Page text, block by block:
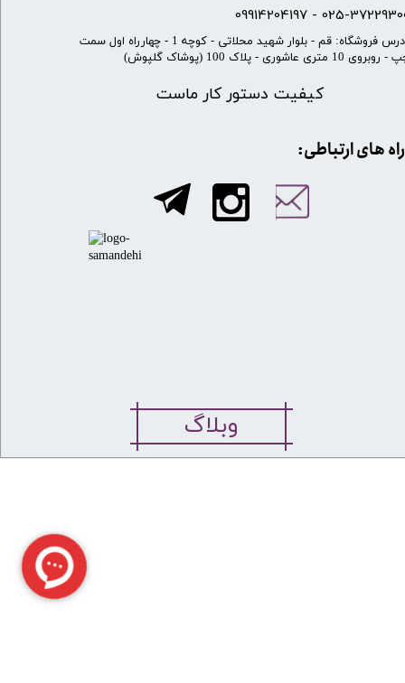
025-37229300 -
کیفیت دستور کار ماست
​آدرس فروشگاه: قم - بلوار شهید محلاتی - کوچه 1 - چهارراه اول سمت
10 متری عاشوری - پلاک 100 (پوشاک گلپوش)
​​راه های ارتباطی:
وبلاگ